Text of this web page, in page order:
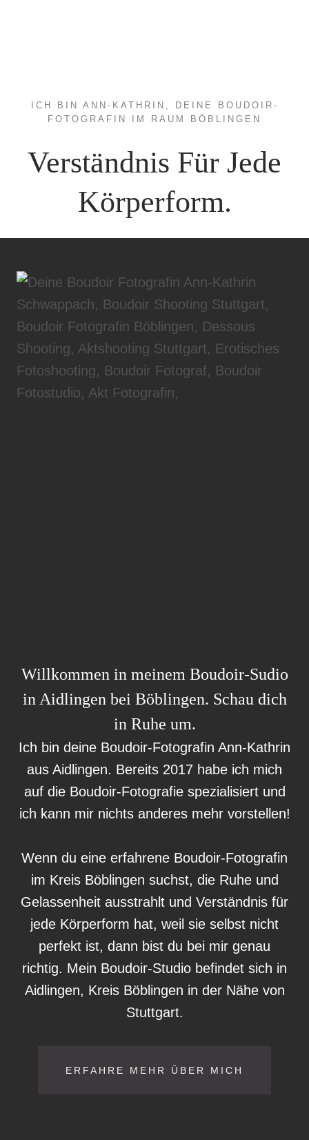
ICH BIN ANN-KATHRIN, DEINE BOUDOIR-
FOTOGRAFIN IM RAUM BÖBLINGEN
Verständnis Für Jede
Körperform.
Willkommen in meinem Boudoir-Sudio
in Aidlingen bei Böblingen. Schau dich
in Ruhe um.
Ich bin deine Boudoir-Fotografin Ann-Kathrin
aus Aidlingen. Bereits 2017 habe ich mich
auf die Boudoir-Fotografie spezialisiert und
ich kann mir nichts anderes mehr vorstellen!
Wenn du eine erfahrene Boudoir-Fotografin
im Kreis Böblingen suchst, die Ruhe und
Gelassenheit ausstrahlt und Verständnis für
jede Körperform hat, weil sie selbst nicht
perfekt ist, dann bist du bei mir genau
richtig. Mein Boudoir-Studio befindet sich in
Aidlingen, Kreis Böblingen in der Nähe von
Stuttgart.
ERFAHRE MEHR ÜBER MICH